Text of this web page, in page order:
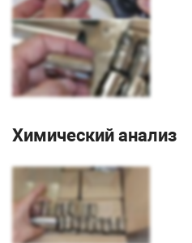
Химический анализ